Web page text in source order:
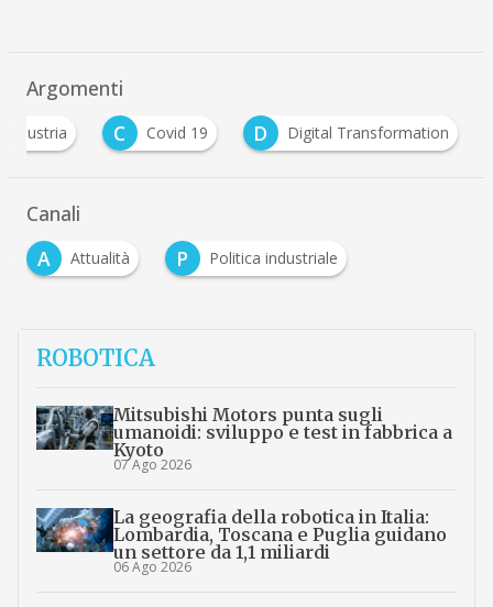
Argomenti
C Covid 19 D Digital Transformation
Canali
A
Attualità P Politica industriale
ROBOTICA
Mitsubishi Motors punta sugli
umanoidi: sviluppo e test in fabbrica a
Kyoto
07 Ago 2026
La geografia della robotica in Italia:
Lombardia, Toscana e Puglia guidano
un settore da 1,1 miliardi
06 Ago 2026